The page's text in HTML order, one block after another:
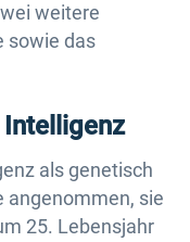
weitere
sowie das
als genetisch
angenommen, sie
25. Lebensjahr